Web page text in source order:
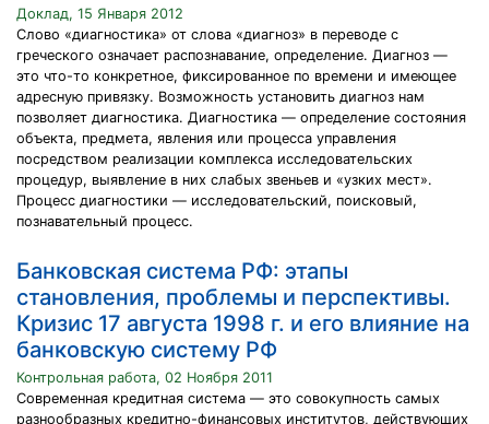
Доклад, 15 Января 2012
Слово «диагностика» от слова «диагноз» в переводе с
греческого означает распознавание, определение. Диагноз —
это что-то конкретное, фиксированное по времени и имеющее
адресную привязку. Возможность установить диагноз нам
позволяет диагностика. Диагностика — определение состояния
объекта, предмета, явления или процесса управления
посредством реализации комплекса исследовательских
процедур, выявление в них слабых звеньев и «узких мест».
Процесс диагностики — исследовательский, поисковый,
познавательный процесс.
Банковская система РФ: этапы
становления, проблемы и перспективы.
Кризис 17 августа 1998 г. и его влияние на
банковскую систему РФ
Контрольная работа, 02 Ноября 2011
Современная кредитная система — это совокупность самых
разнообразных кредитно-финансовых институтов, действующих